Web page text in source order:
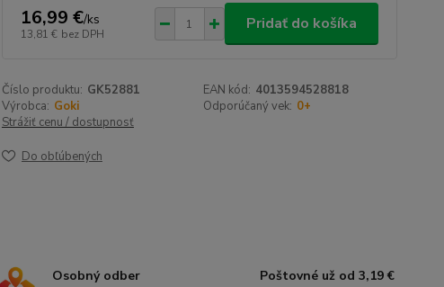
16,99 €/ks
13,81 € bez DPH
Pridať do košíka
Číslo produktu: GK52881 EAN kód: 4013594528818
Výrobca: Goki Odporúčaný vek: 0+
Strážiť cenu / dostupnosť
Do obľúbených
Osobný odber
Poštovné už od 3,19 €